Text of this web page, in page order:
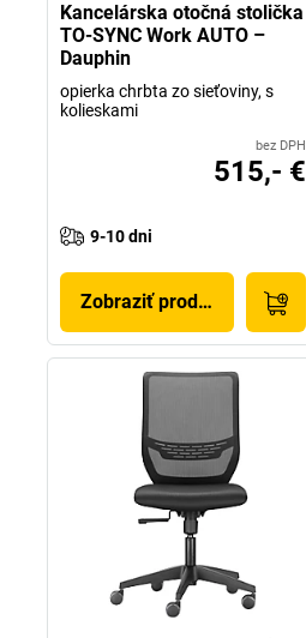
Kancelárska otočná stolička
TO-SYNC Work AUTO –
Dauphin
opierka chrbta zo sieťoviny, s
kolieskami
bez DPH
515,- €
9-10 dni
Zobraziť produkt